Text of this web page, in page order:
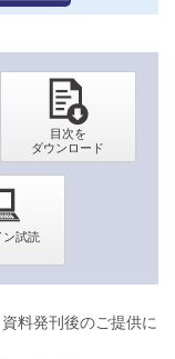
料発刊後のご提供に